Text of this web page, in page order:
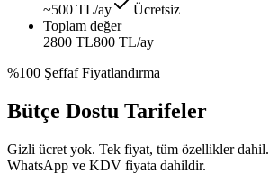
~500 TL/ay
Ücretsiz
Toplam değer
2800 TL800 TL/ay
%100 Şeffaf Fiyatlandırma
Bütçe Dostu Tarifeler
Gizli ücret yok. Tek fiyat, tüm özellikler dahil.
WhatsApp ve KDV fiyata dahildir.